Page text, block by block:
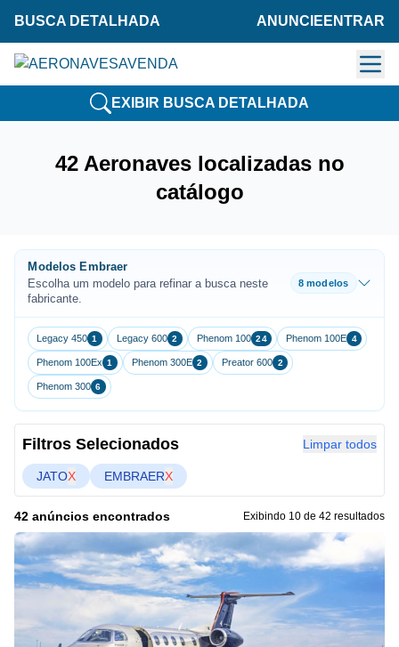
BUSCA DETALHADA ANUNCIE ENTRAR
EXIBIR BUSCA DETALHADA
42 Aeronaves localizadas no
catálogo
Modelos Embraer
Escolha um modelo para refinar a busca neste
fabricante.
8 modelos
Legacy 450 1 Legacy 600 2 Phenom 100 24 Phenom 100E 4
Phenom 100Ex 1 Phenom 300E 2 Preator 600 2
Phenom 300 6
Filtros Selecionados Limpar todos
JATOX EMBRAERX
42 anúncios encontrados Exibindo 10 de 42 resultados